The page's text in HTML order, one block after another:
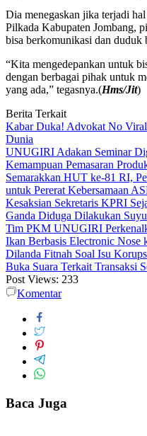
Dia menegaskan jika terjadi
Pilkada Kabupaten Jombang,
bisa berkomunikasi dan duduk
“Kita mengedepankan untuk
dengan berbagai pihak untuk
yang ada,” tegasnya.(Hms/Jit)
Berita Terkait
Kabar Duka! Advokat No
Dunia
UNUGIRI Adakan Seminar
Kemampuan Pemasaran
Semarakkan HUT ke-81 RI,
untuk Pererat Kebersamaan
Kesaksian Sekretaris KPRI
Ganda Diduga Dilakukan
Tim PKM UNUGIRI
Ikan Berbasis Electronic Nose
Dilanda Fitnah Soal Isu
Buka Suara Terkait Transaksi
Post Views: 233
Komentar
Baca Juga